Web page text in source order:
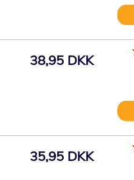
38,95 DKK
35,95 DKK